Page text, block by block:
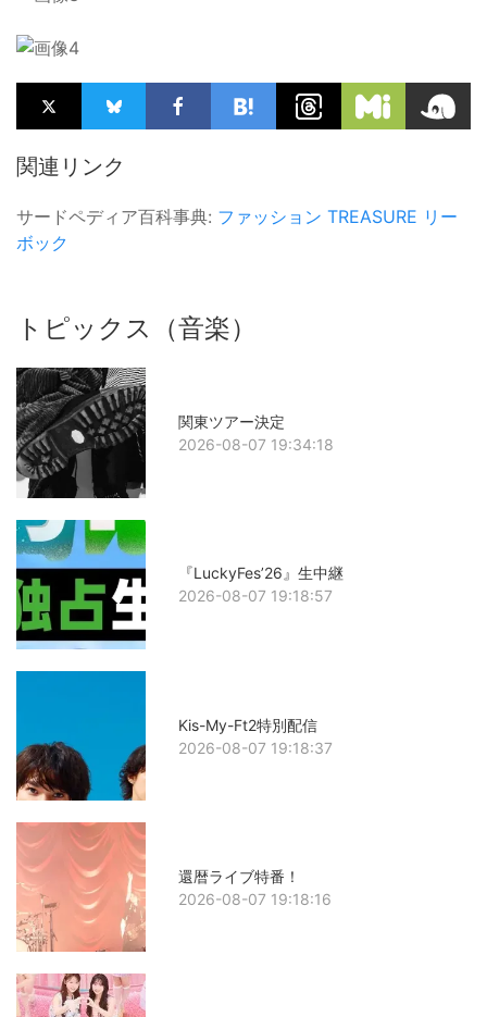
関連リンク
サードペディア百科事典: ファッション TREASURE リー
ボック
トピックス（音楽）
関東ツアー決定
2026-08-07 19:34:18
『LuckyFes’26』生中継
2026-08-07 19:18:57
Kis-My-Ft2特別配信
2026-08-07 19:18:37
還暦ライブ特番！
2026-08-07 19:18:16